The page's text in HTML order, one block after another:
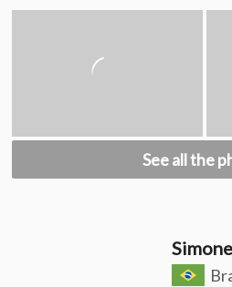
See all the